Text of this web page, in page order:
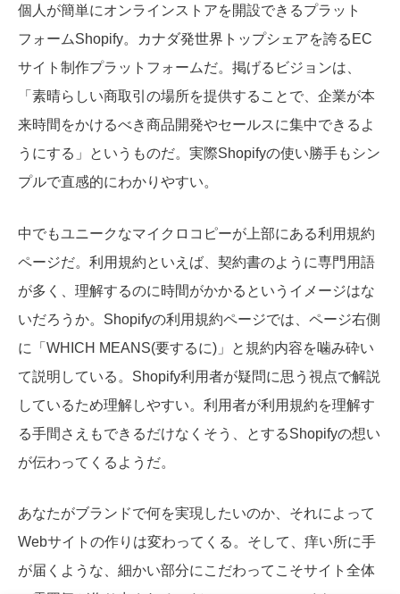
個人が簡単にオンラインストアを開設できるプラット
フォームShopify。
カナダ発世界トップシェアを誇る EC
サイト制作プラットフォームだ。掲げるビジョンは、
「素晴らしい商取引の場所を提供することで、企業が本
来時間をかけるべき商品開発やセールスに集中できるよ
うにする」というものだ。実際Shopifyの使い勝手もシン
プルで直感的にわかりやすい。
中でもユニークなマイクロコピーが上部にある利用規約
ページだ。利用規約といえば、契約書のように専門用語
が多く、理解するのに時間がかかるというイメージはな
いだろうか。Shopifyの利用規約ページでは、ページ右側
に「WHICH MEANS(要するに)」と規約内容を噛み砕い
て説明している。Shopify利用者が疑問に思う視点で解説
しているため理解しやすい。利用者が利用規約を理解す
る手間さえもできるだけなくそう、とするShopifyの想い
が伝わってくるようだ。
あなたがブランドで何を実現したいのか、それによって
Webサイトの作りは変わってくる。そして、痒い所に手
が届くような、細かい部分にこだわってこそサイト全体